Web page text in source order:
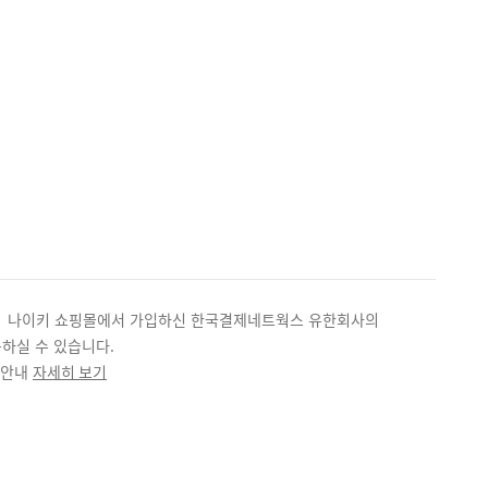
이키 쇼핑몰에서 가입하신 한국결제네트웍스 유한회사의
실 수 있습니다.
내 자세히 보기